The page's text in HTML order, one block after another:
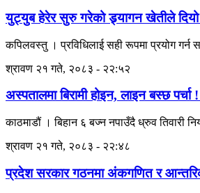
युट्युब हेरेर सुरु गरेको ड्र्यागन खेतीले
कपिलवस्तु । प्रविधिलाई सही रूपमा प्रयोग
श्रावण २१ गते, २०८३ - २२:५२
अस्पतालमा बिरामी होइन, लाइन बस्छ
काठमाडौं । बिहान ६ बज्न नपाउँदै ध्रुव तिवारी
श्रावण २१ गते, २०८३ - २२:४८
प्रदेश सरकार गठनमा अंकगणित र